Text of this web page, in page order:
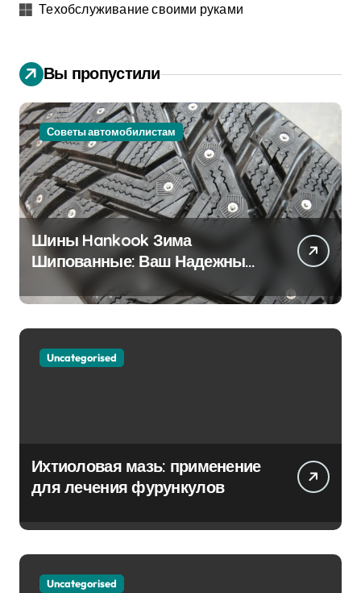
Техобслуживание своими руками
Вы пропустили
Советы автомобилистам
Шины Hankook Зима
Шипованные: Ваш Надежный
Партнёр на Снежных Дорогах
Uncategorised
Ихтиоловая мазь: применение
для лечения фурункулов
Uncategorised